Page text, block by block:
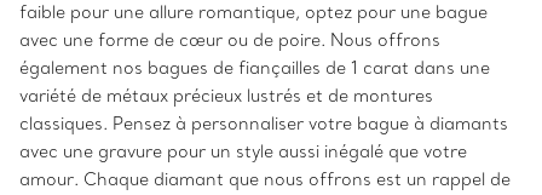
faible pour une allure romantique, optez pour une bague
avec une forme de cœur ou de poire. Nous offrons
également nos bagues de fiançailles de 1 carat dans une
variété de métaux précieux lustrés et de montures
classiques. Pensez à personnaliser votre bague à diamants
avec une gravure pour un style aussi inégalé que votre
amour. Chaque diamant que nous offrons est un rappel de